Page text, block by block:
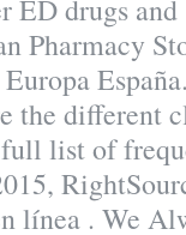
ED drugs
Pharmacy
the different
list of
línea . We